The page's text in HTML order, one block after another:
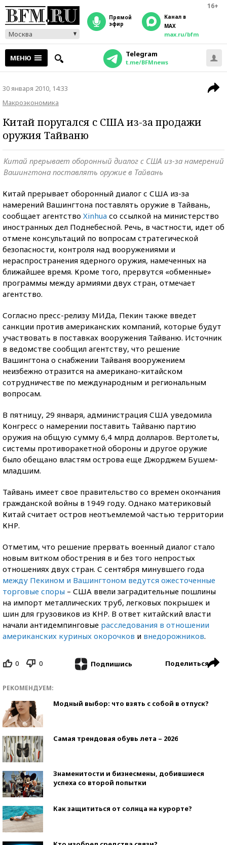
16+
Москва
прямой
эфир
Канал в
MAX
max.ru/bfm
МЕНЮ Telegram
t.me/BFMnews
30 января 2010, 14:33
Макроэкономика
Китай поругался с США из-за продажи
оружия Тайваню
Китай прерывает оборонный диалог с США из-за намерений
Вашингтона поставлять оружие в Тайвань
Китай прерывает оборонный диалог с США из-за
намерений Вашингтона поставлять оружие в Тайвань,
сообщает агентство Xinhua со ссылкой на министерство
иностранных дел Поднебесной. Речь, в частности, идет об
отмене консультаций по вопросам стратегической
безопасности, контроля над вооружениями и
нераспространения ядерного оружия, намеченных на
ближайшее время. Кроме того, прервутся «обменные»
программы между армиями двух стран, отмечает
агентство.
Согласно пресс-релизу МИДа, Пекин также введет
санкции против американских компаний, которые будут
участвовать в поставках вооружения Тайваню. Источник
в ведомстве сообщил агентству, что решение
Вашингтона о снабжении Тайваня вооружением
неизбежно отразится на американо-китайском
сотрудничестве по международным и региональным
вопросам.
В пятницу, 29 января, администрация США уведомила
Конгресс о намерении поставить Тайваню партию
оружия на общую сумму 6,4 млрд долларов. Вертолеты,
системы противоракетной обороны и другое оружие
было обещано властям острова еще Джорджем Бушем-
младшим.
Тайвань имеет свое правительство со времен окончания
гражданской войны в 1949 году. Однако материковый
Китай считает остров неотъемлемой частью территории
КНР.
Отметим, что решение прервать военный диалог стало
новым витком обострения в и без того непростых
отношениях двух стран. С сентября минувшего года
между Пекином и Вашингтоном ведутся ожесточенные
торговые споры – США ввели заградительные пошлины
на импорт металлических труб, легковых покрышек и
шин для грузовиков из КНР. В ответ китайский власти
начали антидемпинговые расследования в отношении
американских куриных окорочков и внедорожников.
0 0 Подпишись Поделиться
РЕКОМЕНДУЕМ:
Модный выбор: что взять с собой в отпуск?
Самая трендовая обувь лета – 2026
Знаменитости и бизнесмены, добившиеся
успеха со второй попытки
Как защититься от солнца на курорте?